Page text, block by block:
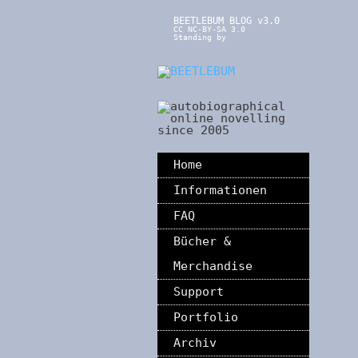
BEETLEBUM BLOG v3.0
CC NC-BY-SA 3.0
Standing by
Home
Informationen
FAQ
Bücher &
Merchandise
Support
Portfolio
Archiv